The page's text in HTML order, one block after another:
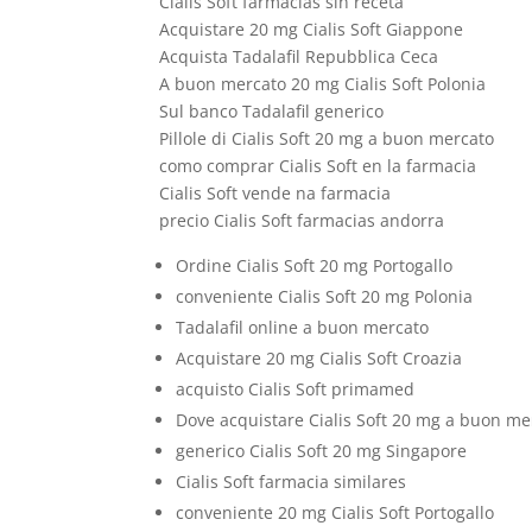
Acquistare 20 mg Cialis Soft Giappone
Acquista Tadalafil Repubblica Ceca
A buon mercato 20 mg Cialis Soft Polonia
Sul banco Tadalafil generico
Pillole di Cialis Soft 20 mg a buon mercato
como comprar Cialis Soft en la farmacia
Cialis Soft vende na farmacia
precio Cialis Soft farmacias andorra
Ordine Cialis Soft 20 mg Portogallo
conveniente Cialis Soft 20 mg Polonia
Tadalafil online a buon mercato
Acquistare 20 mg Cialis Soft Croazia
acquisto Cialis Soft primamed
Dove acquistare Cialis Soft 20 mg a buon
generico Cialis Soft 20 mg Singapore
Cialis Soft farmacia similares
conveniente 20 mg Cialis Soft Portogallo